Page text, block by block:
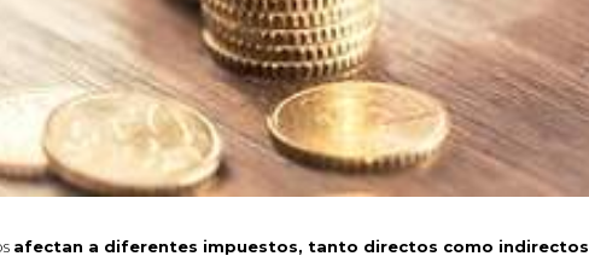
afectan a diferentes impuestos, tanto directos como indirectos